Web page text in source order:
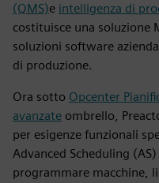
(QMS)e intelligenza di
costituisce una soluzione
soluzioni software
di produzione.
Ora sotto Opcenter
avanzate ombrello,
per esigenze funzionali
Advanced Scheduling
programmare macchine,